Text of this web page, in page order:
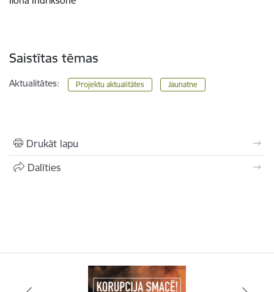
Saistītas tēmas
Aktualitātes: Projektu aktualitātes Jaunatne
Drukāt lapu
Dalīties